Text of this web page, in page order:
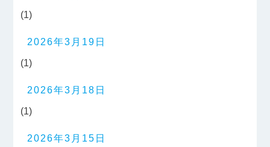
(1)
2026年3月19日
(1)
2026年3月18日
(1)
2026年3月15日